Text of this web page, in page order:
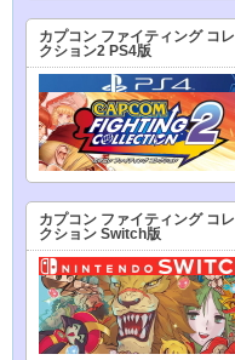
カプコン ファイティング コレ
クション2 PS4版
カプコン ファイティング コレ
クション Switch版